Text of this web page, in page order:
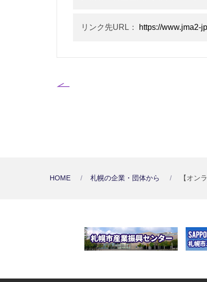
リンク先URL： https://www.jma2-
HOME 札幌の企業・団体から 【オン